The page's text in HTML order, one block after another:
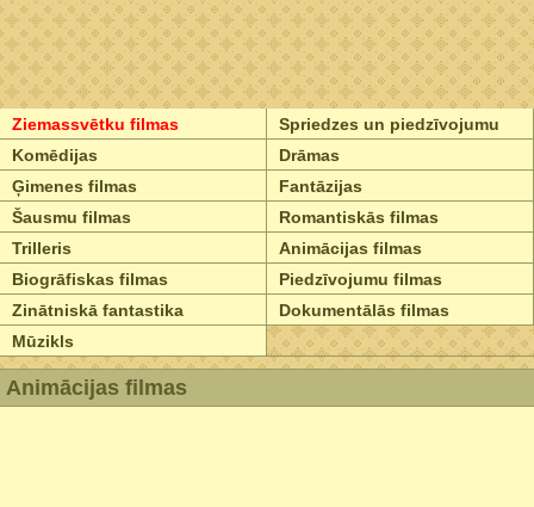
Ziemassvētku filmas
Spriedzes un piedzīvojumu
Komēdijas
Drāmas
Ģimenes filmas
Fantāzijas
Šausmu filmas
Romantiskās filmas
Trilleris
Animācijas filmas
Biogrāfiskas filmas
Piedzīvojumu filmas
Zinātniskā fantastika
Dokumentālās filmas
Mūzikls
Animācijas filmas